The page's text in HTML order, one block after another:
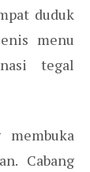
duduk
menu
tegal
Cabang